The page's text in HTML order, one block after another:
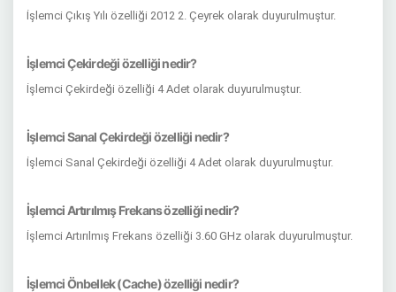
İşlemci Çıkış Yılı özelliği 2012 2. Çeyrek olarak duyurulmuştur.
İşlemci Çekirdeği özelliği nedir?
İşlemci Çekirdeği özelliği 4 Adet olarak duyurulmuştur.
İşlemci Sanal Çekirdeği özelliği nedir?
İşlemci Sanal Çekirdeği özelliği 4 Adet olarak duyurulmuştur.
İşlemci Artırılmış Frekans özelliği nedir?
İşlemci Artırılmış Frekans özelliği 3.60 GHz olarak duyurulmuştur.
İşlemci Önbellek (Cache) özelliği nedir?